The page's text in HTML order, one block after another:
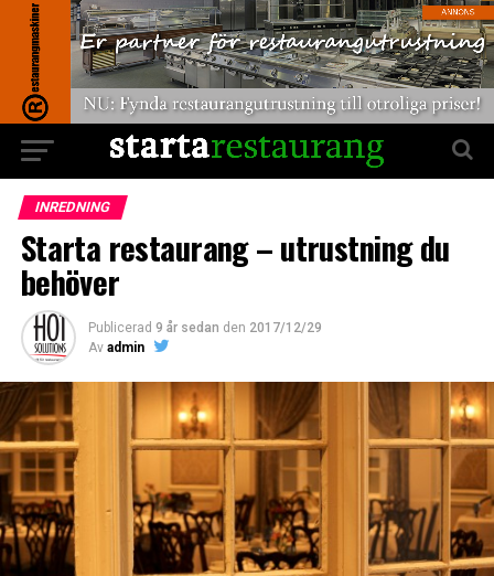
INREDNING
Starta restaurang – utrustning du
behöver
Publicerad 9 år sedan den 2017/12/29
Av admin